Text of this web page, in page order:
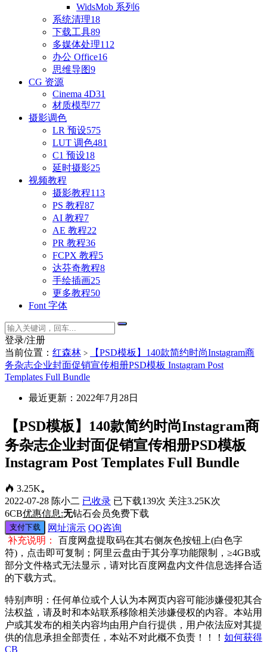
WidsMob 系列 6
系统清理18
下载工具89
多媒体处理112
办公 Office16
思维导图9
CG 资源
Cinema 4D31
材质模型77
摄影调色
LR 预设575
LUT 调色481
C1 预设18
延时摄影25
视频教程
摄影教程113
PS 教程87
AI 教程7
AE 教程22
PR 教程36
FCPX 教程5
达芬奇教程8
手绘插画25
更多教程50
Font 字体
登录/注册
当前位置： 红森林 >
【PSD模板】140款简约时尚Instagram商
务杂志企业封面促销宣传相册PSD模板 Instagram Post
Templates Full Bundle
最近更新：2022年7月28日
【PSD模板】140款简约时尚Instagram商
务杂志企业封面促销宣传相册PSD模板
Instagram Post Templates Full Bundle
3.25K。
2022-07-28 陈小二 已收录 已下载139次 关注3.25K次
6CB优惠信息:无钻石会员免费下载
支付下载 网址演示 QQ咨询
补充说明：
百度网盘提取码在其右侧灰色按钮上(白色字
符)，点击即可复制；阿里云盘由于其分享功能限制，≥4GB或
部分文件格式无法显示，请对比百度网盘内文件信息选择合适
的下载方式。
特别声明：任何单位或个人认为本网页内容可能涉嫌侵犯其合
法权益，请及时和本站联系移除相关涉嫌侵权的内容。本站用
户或其发布的相关内容均由用户自行提供，用户依法应对其提
供的信息承担全部责任，本站不对此概不负责！！！ 如何获得
CB